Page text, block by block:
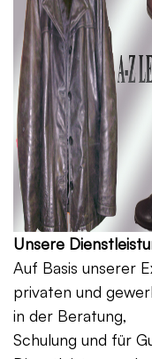
Unsere
Auf Basis unserer
privaten und
in der Beratung,
Schulung und für